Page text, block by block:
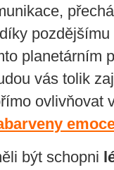
planetárním
vás tolik
ovlivňovat
být schopni